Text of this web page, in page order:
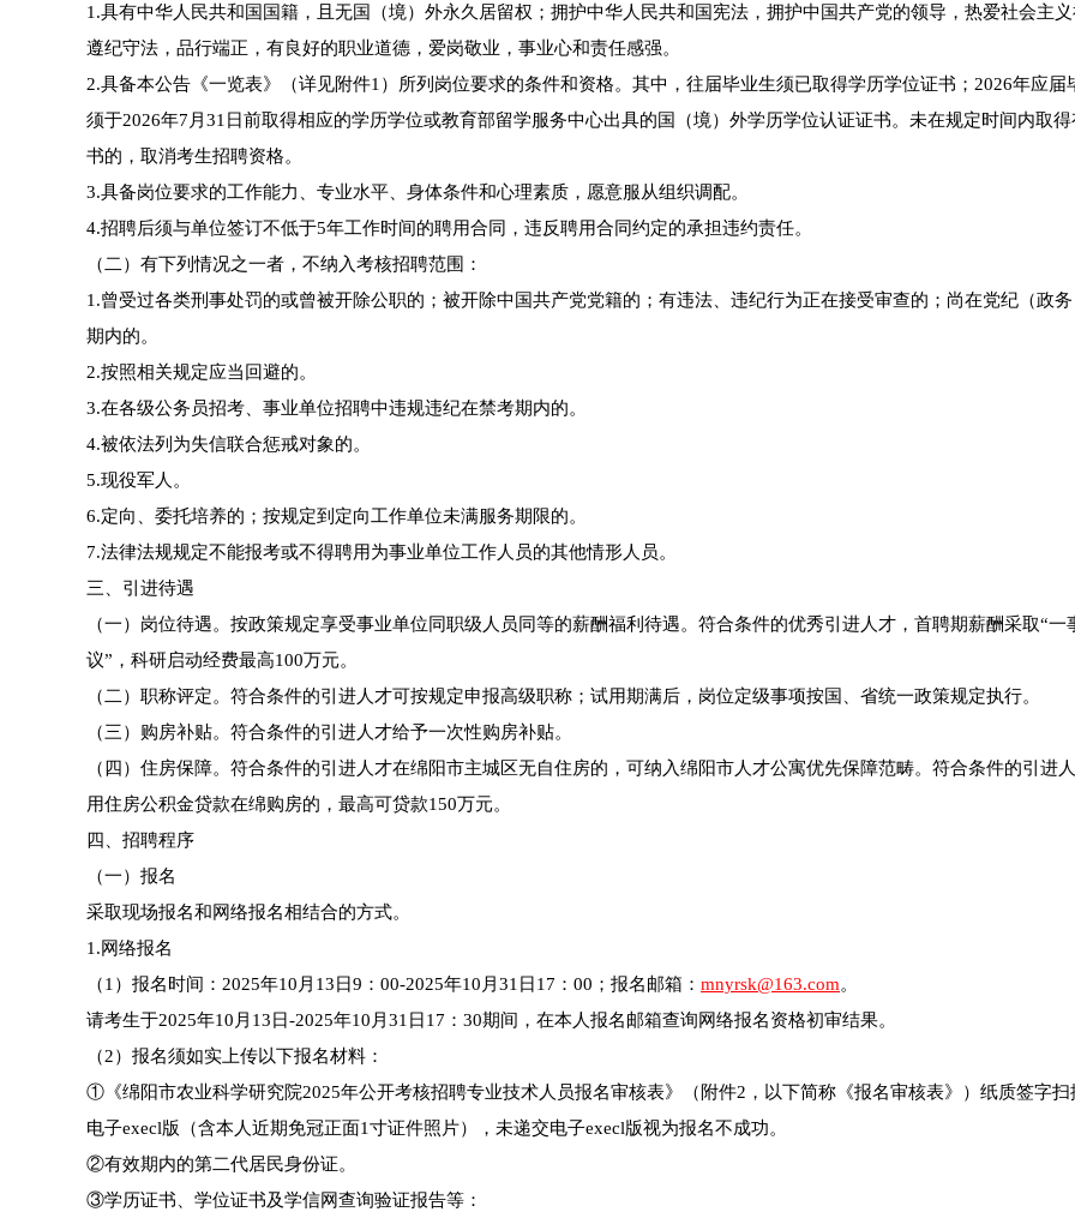
1.具有中华人民共和国国籍，且无国（境）外永久居留权；拥护中华人民共和国宪法，拥护中国共产党的领导，热爱社会主义
遵纪守法，品行端正，有良好的职业道德，爱岗敬业，事业心和责任感强。
2.具备本公告《一览表》（详见附件1）所列岗位要求的条件和资格。其中，往届毕业生须已取得学历学位证书；2026年应届
须于2026年7月31日前取得相应的学历学位或教育部留学服务中心出具的国（境）外学历学位认证证书。未在规定时间内取得
书的，取消考生招聘资格。
3.具备岗位要求的工作能力、专业水平、身体条件和心理素质，愿意服从组织调配。
4.招聘后须与单位签订不低于5年工作时间的聘用合同，违反聘用合同约定的承担违约责任。
（二）有下列情况之一者，不纳入考核招聘范围：
1.曾受过各类刑事处罚的或曾被开除公职的；被开除中国共产党党籍的；有违法、违纪行为正在接受审查的；尚在党纪（政
期内的。
2.按照相关规定应当回避的。
3.在各级公务员招考、事业单位招聘中违规违纪在禁考期内的。
4.被依法列为失信联合惩戒对象的。
5.现役军人。
6.定向、委托培养的；按规定到定向工作单位未满服务期限的。
7.法律法规规定不能报考或不得聘用为事业单位工作人员的其他情形人员。
三、引进待遇
（一）岗位待遇。按政策规定享受事业单位同职级人员同等的薪酬福利待遇。符合条件的优秀引进人才，首聘期薪酬采取“一
议”，科研启动经费最高100万元。
（二）职称评定。符合条件的引进人才可按规定申报高级职称；试用期满后，岗位定级事项按国、省统一政策规定执行。
（三）购房补贴。符合条件的引进人才给予一次性购房补贴。
（四）住房保障。符合条件的引进人才在绵阳市主城区无自住房的，可纳入绵阳市人才公寓优先保障范畴。符合条件的引进
用住房公积金贷款在绵购房的，最高可贷款150万元。
四、招聘程序
（一）报名
采取现场报名和网络报名相结合的方式。
1.网络报名
（1）报名时间：2025年10月13日9：00-2025年10月31日17：00；报名邮箱： mnyrsk@163.com。
请考生于2025年10月13日-2025年10月31日17：30期间，在本人报名邮箱查询网络报名资格初审结果。
（2）报名须如实上传以下报名材料：
①《绵阳市农业科学研究院2025年公开考核招聘专业技术人员报名审核表》（附件2，以下简称《报名审核表》）纸质签字扫
电子execl版（含本人近期免冠正面1寸证件照片），未递交电子execl版视为报名不成功。
②有效期内的第二代居民身份证。
③学历证书、学位证书及学信网查询验证报告等：